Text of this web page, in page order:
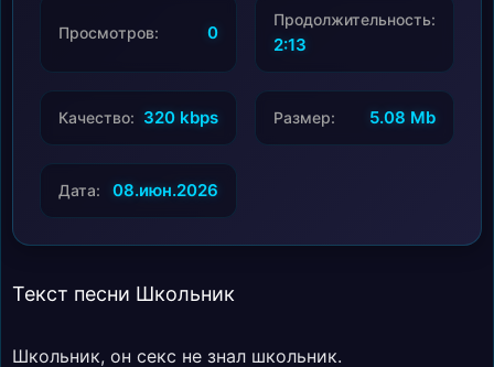
Просмотров: 0
Продолжительность:
2:13
Качество: 320 kbps Размер: 5.08 Mb
Дата: 08.июн.2026
Текст песни Школьник
Школьник, он секс не знал школьник.